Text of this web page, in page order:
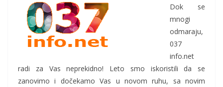
Dok se
mnogi
odmaraju,
037
info.net
radi za Vas neprekidno! Leto smo iskoristili da se
zanovimo i dočekamo Vas u novom ruhu, sa novim